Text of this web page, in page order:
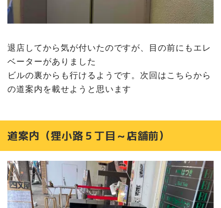
退店してから気が付いたのですが、目の前にもエレ
ベーターがありました
ビルの裏からも行けるようです。次回はこちらから
の道案内を載せようと思います
道案内（狸小路５丁目～店舗前）